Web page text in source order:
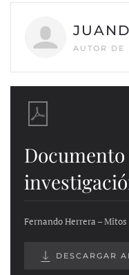
AUTOR DE
Documento
Fernando Herrera –
DESCARGAR